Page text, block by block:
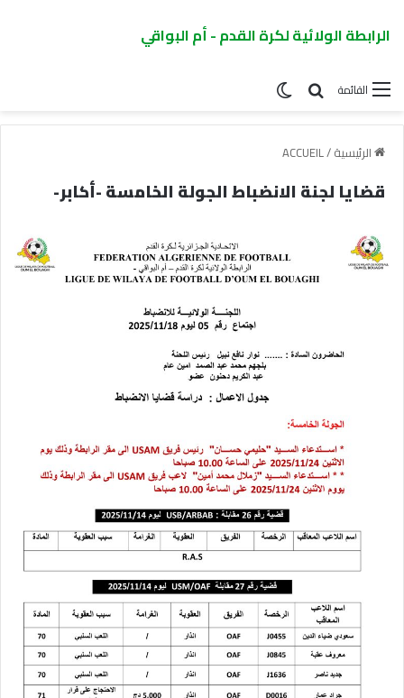
الرابطة الولائية لكرة القدم - أم البواقي
القائمة
الرئيسية/
ACCUEIL
قضايا لجنة الانضباط الجولة الخامسة -أكابر-